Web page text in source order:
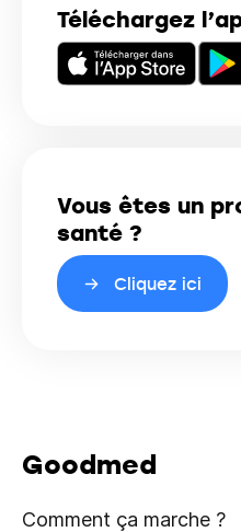
Téléchargez
Vous êtes un
santé ?
Cliquez ici
Goodmed
Comment ça marche ?